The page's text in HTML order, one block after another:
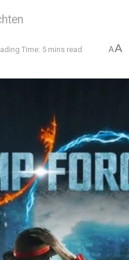
Time: 5 mins read AA